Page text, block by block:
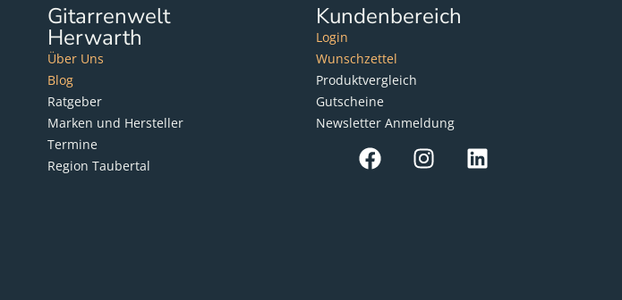
Gitarrenwelt
Herwarth
Über Uns
Blog
Ratgeber
Marken und Hersteller
Termine
Region Taubertal
Kundenbereich
Login
Wunschzettel
Produktvergleich
Gutscheine
Newsletter Anmeldung